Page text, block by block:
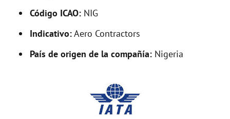
Código ICAO: NIG
Indicativo:Aero Contractors
País de origen de la compañía: Nigeria